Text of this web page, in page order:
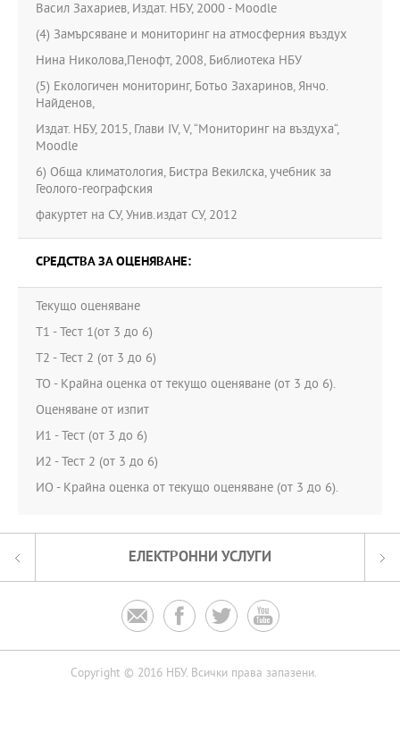
Васил Захариев, Издат. НБУ, 2000 - Moodle
(4) Замърсяване и мониторинг на атмосферния въздух
Нина Николова,Пенофт, 2008, Библиотека НБУ
(5) Екологичен мониторинг, Ботьо Захаринов, Янчо.
Найденов,
Издат. НБУ, 2015, Глави IV, V, “Мониторинг на въздуха“,
Moodle
6) Обща климатология, Бистра Векилска, учебник за
Геолого-географския
факуртет на СУ, Унив.издат СУ, 2012
СРЕДСТВА ЗА ОЦЕНЯВАНЕ:
Текущо оценяване
T1 - Тест 1(от 3 до 6)
T2 - Тест 2 (от 3 до 6)
ТО - Крайна оценка от текущо оценяване (от 3 до 6).
Оценяване от изпит
И1 - Тест (от 3 до 6)
И2 - Тест 2 (от 3 до 6)
ИО - Крайна оценка от текущо оценяване (от 3 до 6).
ЕЛЕКТРОННИ УСЛУГИ
   
Copyright © 2016 НБУ. Всички права запазени.